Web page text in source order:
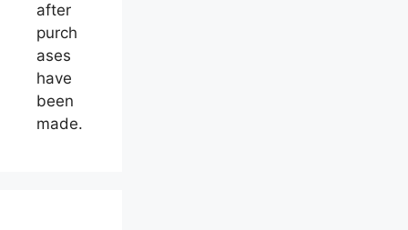
after
purch
ases
have
been
made.